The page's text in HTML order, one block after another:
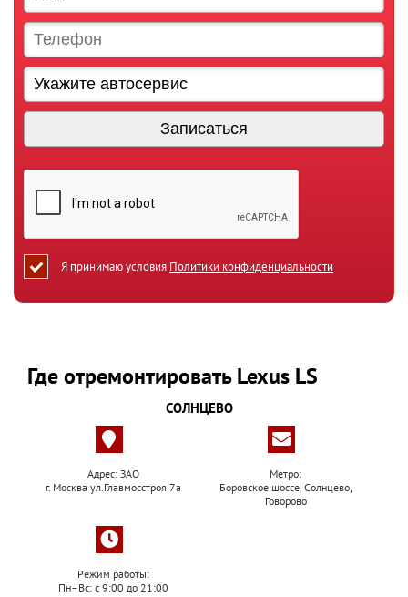
Я принимаю условия Политики конфиденциальности
Где отремонтировать Lexus LS
СОЛНЦЕВО
Адрес: ЗАО
г. Москва ул.Главмосстроя 7а
Метро:
Боровское шоссе, Солнцево,
Говорово
Режим работы:
Пн–Вс: с 9:00 до 21:00